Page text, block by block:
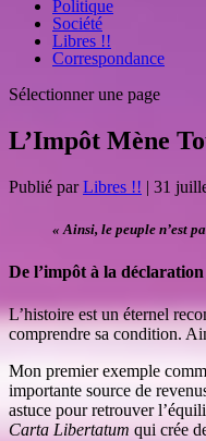
Politique
Société
Libres !!
Correspondance
Sélectionner une page
L’Impôt Mène
Publié parLibres !! | 31
« Ainsi, le peuple n’est
De l’impôt à la
L’histoire est un éternel
comprendre sa condition.
Mon premier exemple
importante source de
astuce pour retrouver
Carta Libertatum qui crée